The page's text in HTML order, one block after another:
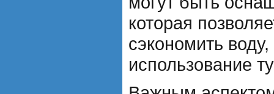
которая
сэкономить
использование